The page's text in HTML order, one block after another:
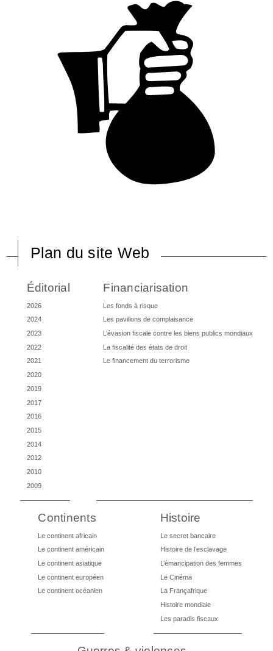
Plan du site Web
Éditorial
2026
2024
2023
2022
2021
2020
2019
2017
2016
2015
2014
2012
2010
2009
Financiarisation
Les fonds à risque
Les pavillons de complaisance
L’évasion fiscale contre les biens publics mondiaux
La fiscalité des états de droit
Le financement du terrorisme
Continents
Le continent africain
Le continent américain
Le continent asiatique
Le continent européen
Le continent océanien
Histoire
Le secret bancaire
Histoire de l’esclavage
L’émancipation des femmes
Le Cinéma
La Françafrique
Histoire mondiale
Les paradis fiscaux